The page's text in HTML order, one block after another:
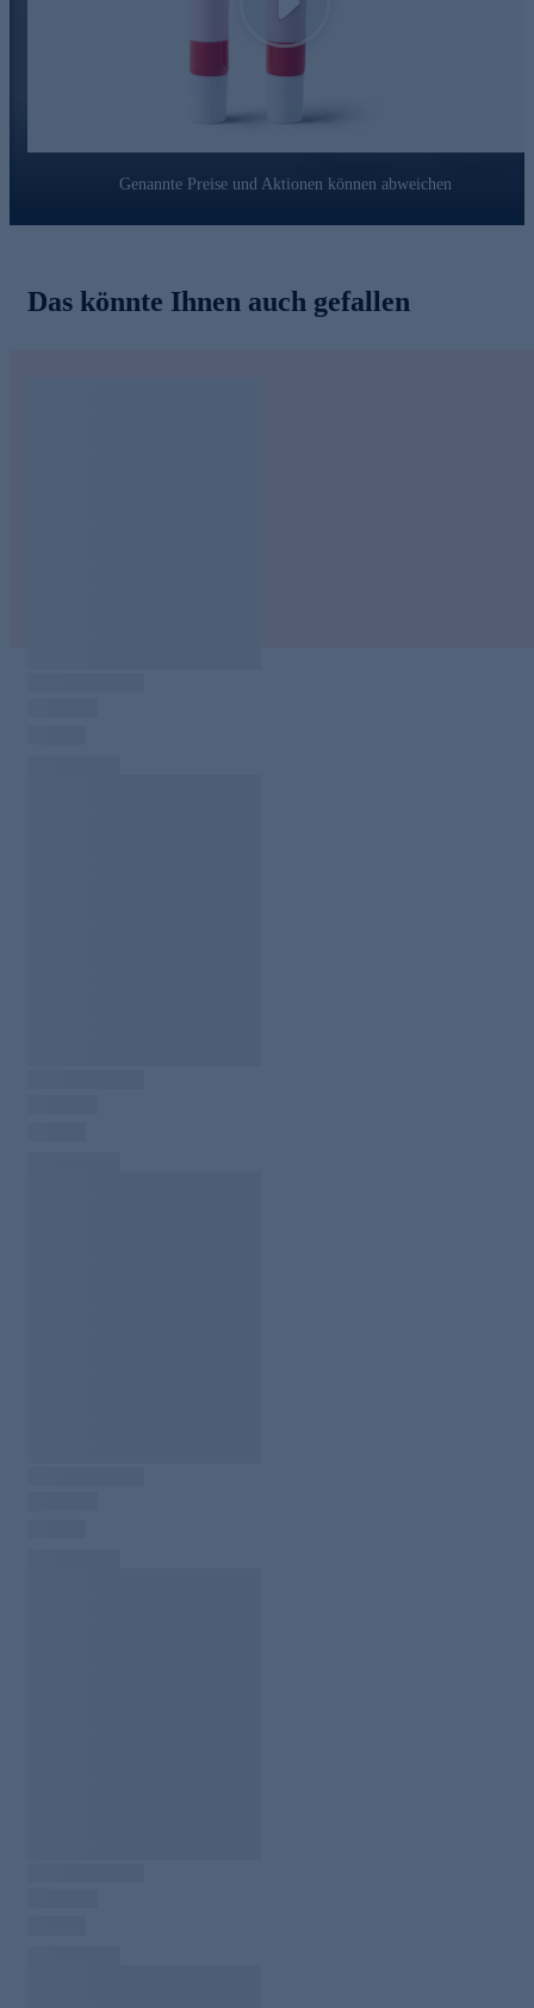
Play
Genannte Preise und Aktionen können abweichen
Das könnte Ihnen auch gefallen